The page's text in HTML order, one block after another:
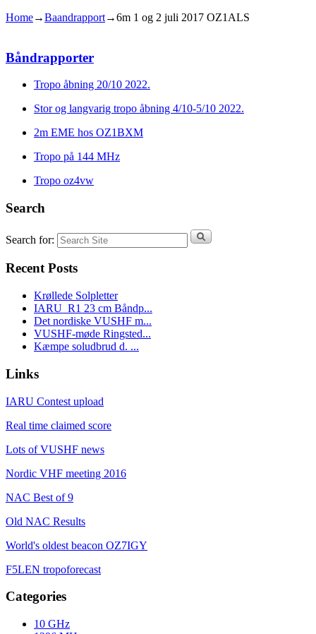
Home→Baandrapport→6m 1 og 2 juli 2017 OZ1ALS
Båndrapporter
Tropo åbning 20/10 2022.
Stor og langvarig tropo åbning 4/10-5/10 2022.
2m EME hos OZ1BXM
Tropo på 144 MHz
Tropo oz4vw
Search
Search for:
Recent Posts
Krøllede Solpletter
IARU_R1 23 cm Båndp...
Det nordiske VUSHF m...
VUSHF-møde Ringsted...
Kæmpe soludbrud d. ...
Links
IARU Contest upload
Real time claimed score
Lots of VUSHF news
Nordic VHF meeting 2016
NAC Best of 9
Old NAC Results
World's oldest beacon OZ7IGY
F5LEN tropoforecast
Categories
10 GHz